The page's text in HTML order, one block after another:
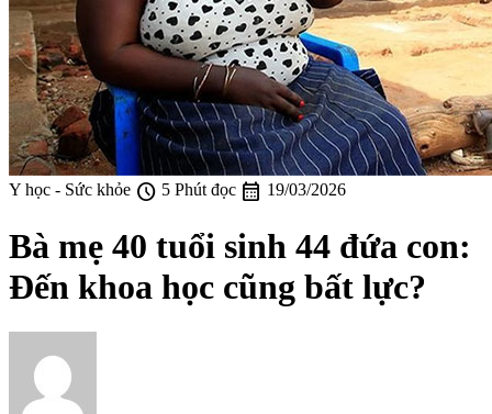
Y học - Sức khỏe schedule 5 Phút đọc calendar_month 19/03/2026
Bà mẹ 40 tuổi sinh 44 đứa con:
Đến khoa học cũng bất lực?